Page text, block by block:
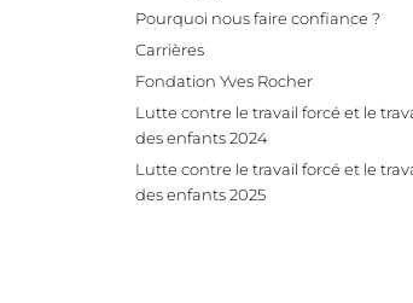
Pourquoi nous faire confiance ?
Carrières
Fondation Yves Rocher
Lutte contre le travail forcé et le
des enfants 2024
Lutte contre le travail forcé et le
des enfants 2025